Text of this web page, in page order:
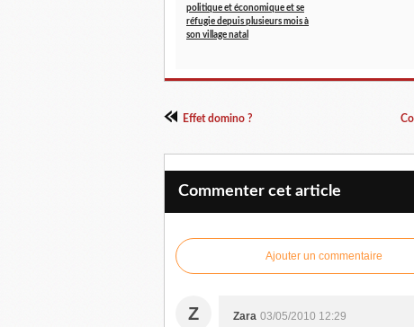
politique et économique et se
réfugie depuis plusieurs mois à
son village natal
Effet domino ?
Commenter cet article
Ajouter un commentaire
Z Zara 03/05/2010 12:29